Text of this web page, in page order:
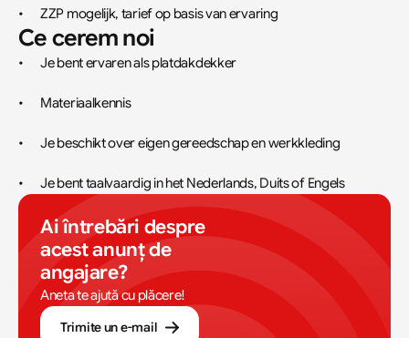
•	ZZP mogelijk, tarief op basis van ervaring
Ce cerem noi
•	Je bent ervaren als platdakdekker
•	Materiaalkennis
•	Je beschikt over eigen gereedschap en werkkleding
•	Je bent taalvaardig in het Nederlands, Duits of Engels
Ai întrebări despre
acest anunț de
angajare?
Aneta te ajută cu plăcere!
Trimite un e-mail